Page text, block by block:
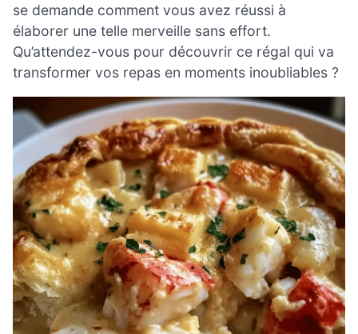
se demande comment vous avez réussi à
élaborer une telle merveille sans effort.
Qu’attendez-vous pour découvrir ce régal qui va
transformer vos repas en moments inoubliables ?